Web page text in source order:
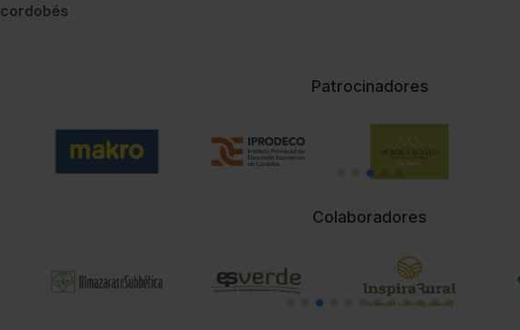
cordobés
Patrocinadores
Colaboradores